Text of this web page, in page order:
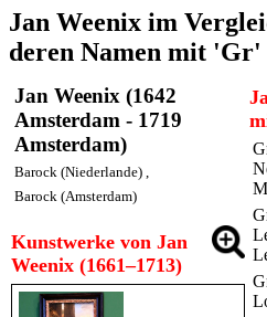
Jan Weenix im
deren Namen mit 'Gr'
Jan Weenix (1642
Amsterdam - 1719
Amsterdam)
Barock (Niederlande) ,
Barock (Amsterdam)
Kunstwerke von Jan
Weenix (1661–1713)